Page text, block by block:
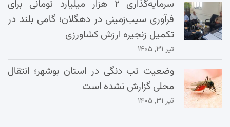
سرمایه‌گذاری ۲ هزار میلیارد تومانی برای
فرآوری سیب‌زمینی در دهگلان؛ گامی بلند در
تکمیل زنجیره ارزش کشاورزی
تیر ۳۱, ۱۴۰۵
وضعیت تب دنگی در استان بوشهر؛ انتقال
محلی گزارش نشده است
تیر ۳۱, ۱۴۰۵